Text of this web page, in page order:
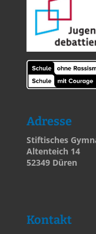
Adresse
Stiftisches
Altenteich 14
52349 Düren
Kontakt